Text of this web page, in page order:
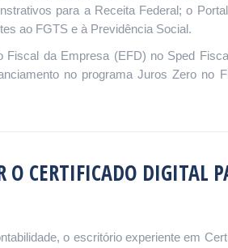
para a Receita Federal; o
ao FGTS e à Previdência Social.
da Empresa (EFD) no Sped
no programa Juros Zero no
O CERTIFICADO DIGITAL
o escritório experiente em